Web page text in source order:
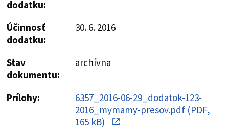
dodatku:
Účinnosť
dodatku:
30. 6. 2016
Stav
dokumentu:
archívna
Prílohy:
6357_2016-06-29_dodatok-123-
2016_mymamy-presov.pdf (PDF,
165 kB)